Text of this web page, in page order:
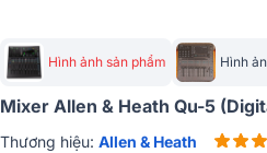
Hình ảnh sản phẩm Hình
Mixer Allen & Heath Qu-5
Thương hiệu: Allen & Heath